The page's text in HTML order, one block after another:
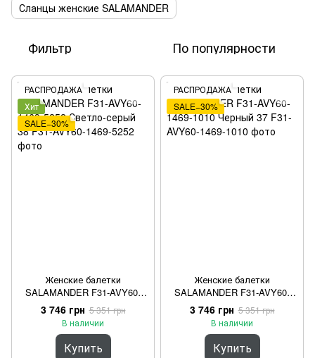
Сланцы женские SALAMANDER
Фильтр По популярности
РАСПРОДАЖА
Хит
SALE−30%
Женские балетки
SALAMANDER F31-AVY60-
1469-5252 Светло-серый 38
3 746 грн 5 351 грн
В наличии
Купить
РАСПРОДАЖА
SALE−30%
Женские балетки
SALAMANDER F31-AVY60-
1469-1010 Черный 37
3 746 грн 5 351 грн
В наличии
Купить